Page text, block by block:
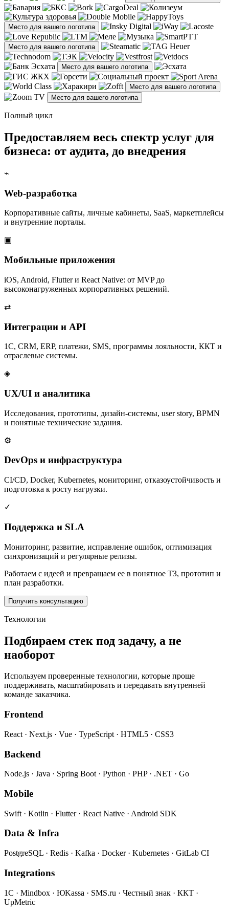
Место для вашего логотипа
Место для вашего логотипа
Место для вашего логотипа
Место для вашего логотипа
Место для вашего логотипа
Полный цикл
Предоставляем весь спектр услуг для
бизнеса: от аудита, до внедрения
⌁
Web-разработка
Корпоративные сайты, личные кабинеты, SaaS, маркетплейсы
и внутренние порталы.
▣
Мобильные приложения
iOS, Android, Flutter и React Native: от MVP до
высоконагруженных корпоративных решений.
⇄
Интеграции и API
1С, CRM, ERP, платежи, SMS, программы лояльности, ККТ и
отраслевые системы.
◈
UX/UI и аналитика
Исследования, прототипы, дизайн-системы, user story, BPMN
и понятные технические задания.
⚙
DevOps и инфраструктура
CI/CD, Docker, Kubernetes, мониторинг, отказоустойчивость и
подготовка к росту нагрузки.
✓
Поддержка и SLA
Мониторинг, развитие, исправление ошибок, оптимизация
синхронизаций и регулярные релизы.
Работаем с идеей и превращаем ее в понятное ТЗ, прототип и
план разработки.
Получить консультацию
Технологии
Подбираем стек под задачу, а не
наоборот
Используем проверенные технологии, которые проще
поддерживать, масштабировать и передавать внутренней
команде заказчика.
Frontend
React · Next.js · Vue · TypeScript · HTML5 · CSS3
Backend
Node.js · Java · Spring Boot · Python · PHP · .NET · Go
Mobile
Swift · Kotlin · Flutter · React Native · Android SDK
Data & Infra
PostgreSQL · Redis · Kafka · Docker · Kubernetes · GitLab CI
Integrations
1С · Mindbox · ЮKassa · SMS.ru · Честный знак · ККТ ·
UpMetric